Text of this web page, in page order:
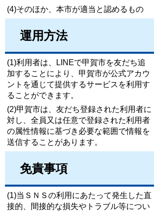
(4)そのほか、本市が適当と認めるもの
運用方法
(1)利用者は、LINEで甲賀市を友だち追
加することにより、甲賀市が公式アカウ
ントを通じて提供するサービスを利用す
ることができます。
(2)甲賀市は、友だち登録された利用者に
対し、全員又は任意で登録された利用者
の属性情報に基づき必要な範囲で情報を
送信することがあります。
免責事項
(1)当ＳＮＳの利用にあたって発生した直
接的、間接的な損失やトラブル等につい